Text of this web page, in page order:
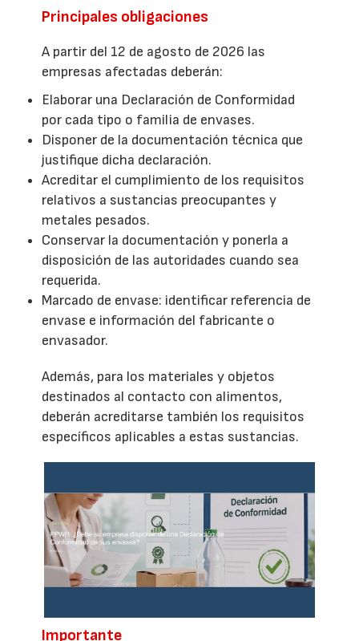
Principales obligaciones
A partir del 12 de agosto de 2026 las
empresas afectadas deberán:
Elaborar una Declaración de Conformidad
por cada tipo o familia de envases.
Disponer de la documentación técnica que
justifique dicha declaración.
Acreditar el cumplimiento de los requisitos
relativos a sustancias preocupantes y
metales pesados.
Conservar la documentación y ponerla a
disposición de las autoridades cuando sea
requerida.
Marcado de envase: identificar referencia de
envase e información del fabricante o
envasador.
Además, para los materiales y objetos
destinados al contacto con alimentos,
deberán acreditarse también los requisitos
específicos aplicables a estas sustancias.
Importante